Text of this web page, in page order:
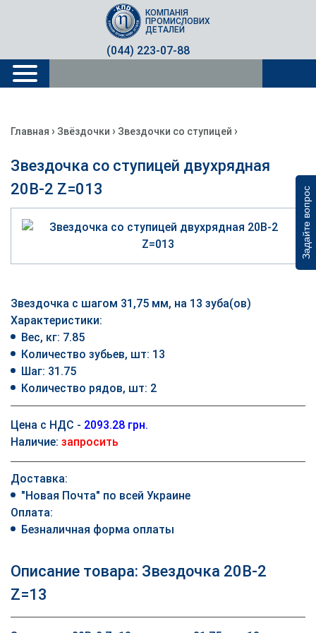
Задайте вопрос
(044) 223-07-88
КОМПАНІЯ
ПРОМИСЛОВИХ
ДЕТАЛЕЙ
Главная › Звёздочки › Звездочки со ступицей ›
Звездочка со ступицей двухрядная
20B-2 Z=013
Звездочка с шагом 31,75 мм, на 13 зуба(ов)
Характеристики:
Вес, кг: 7.85
Количество зубьев, шт: 13
Шаг: 31.75
Количество рядов, шт: 2
Цена с НДС - 2093.28 грн.
Наличие: запросить
Доставка:
"Новая Почта" по всей Украине
Оплата:
Безналичная форма оплаты
Описание товара: Звездочка 20B-2
Z=13